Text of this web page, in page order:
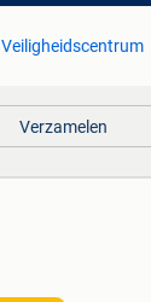
Veiligheidscentrum
Verzamelen